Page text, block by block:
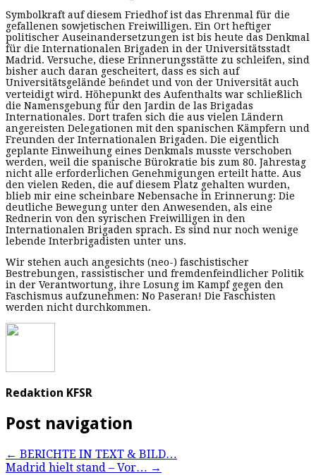
Symbolkraft auf diesem Friedhof ist das Ehrenmal für die
gefallenen sowjetischen Freiwilligen. Ein Ort heftiger
politischer Auseinandersetzungen ist bis heute das Denkmal
für die Internationalen Brigaden in der Universitätsstadt
Madrid. Versuche, diese Erinnerungsstätte zu schleifen, sind
bisher auch daran gescheitert, dass es sich auf
Universitätsgelände beﬁndet und von der Universität auch
verteidigt wird. Höhepunkt des Aufenthalts war schließlich
die Namensgebung für den Jardin de las Brigadas
Internationales. Dort trafen sich die aus vielen Ländern
angereisten Delegationen mit den spanischen Kämpfern und
Freunden der Internationalen Brigaden. Die eigentlich
geplante Einweihung eines Denkmals musste verschoben
werden, weil die spanische Bürokratie bis zum 80. Jahrestag
nicht alle erforderlichen Genehmigungen erteilt hatte. Aus
den vielen Reden, die auf diesem Platz gehalten wurden,
blieb mir eine scheinbare Nebensache in Erinnerung: Die
deutliche Bewegung unter den Anwesenden, als eine
Rednerin von den syrischen Freiwilligen in den
Internationalen Brigaden sprach. Es sind nur noch wenige
lebende Interbrigadisten unter uns.
Wir stehen auch angesichts (neo-) faschistischer
Bestrebungen, rassistischer und fremdenfeindlicher Politik
in der Verantwortung, ihre Losung im Kampf gegen den
Faschismus aufzunehmen: No Paseran! Die Faschisten
werden nicht durchkommen.
Redaktion KFSR
Post navigation
← BERICHTE IN TEXT & BILD…
Madrid hielt stand – Vor… →